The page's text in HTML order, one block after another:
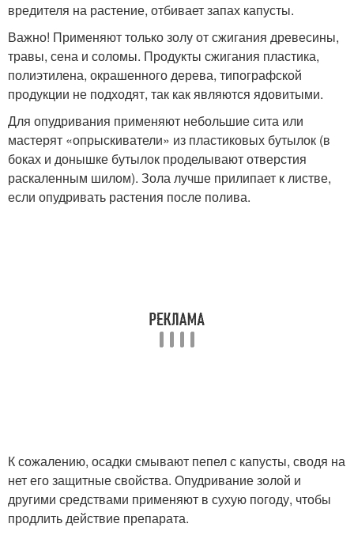
вредителя на растение, отбивает запах капусты.
Важно! Применяют только золу от сжигания древесины,
травы, сена и соломы. Продукты сжигания пластика,
полиэтилена, окрашенного дерева, типографской
продукции не подходят, так как являются ядовитыми.
Для опудривания применяют небольшие сита или
мастерят «опрыскиватели» из пластиковых бутылок (в
боках и донышке бутылок проделывают отверстия
раскаленным шилом). Зола лучше прилипает к листве,
если опудривать растения после полива.
К сожалению, осадки смывают пепел с капусты, сводя на
нет его защитные свойства. Опудривание золой и
другими средствами применяют в сухую погоду, чтобы
продлить действие препарата.